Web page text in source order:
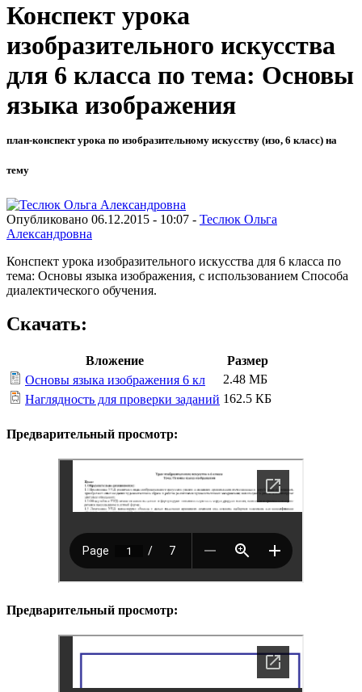
Конспект урока
изобразительного искусства
для 6 класса по тема: Основы
языка изображения
план-конспект урока по изобразительному искусству (изо, 6 класс) на
тему
Опубликовано 06.12.2015 - 10:07 - Теслюк Ольга
Александровна
Конспект урока изобразительного искусства для 6 класса по
тема: Основы языка изображения, с использованием Способа
диалектического обучения.
Скачать:
Вложение
Размер
Основы языка изображения 6 кл
2.48 МБ
Наглядность для проверки заданий 162.5 КБ
Предварительный просмотр:
Предварительный просмотр: